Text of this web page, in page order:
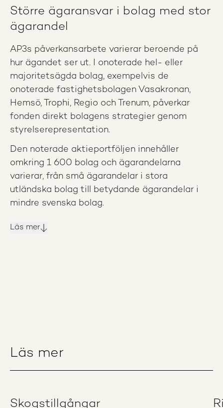
Större ägaransvar i bolag med stor
ägarandel
AP3s påverkansarbete varierar beroende på
hur ägandet ser ut. I onoterade hel- eller
majoritetsägda bolag, exempelvis de
onoterade fastighetsbolagen Vasakronan,
Hemsö, Trophi, Regio och Trenum, påverkar
fonden direkt bolagens strategier genom
styrelserepresentation.
Den noterade aktieportföljen innehåller
omkring 1 600 bolag och ägarandelarna
varierar, från små ägarandelar i stora
utländska bolag till betydande ägarandelar i
mindre svenska bolag.
Läs mer
Läs mer
Skogstillgångar